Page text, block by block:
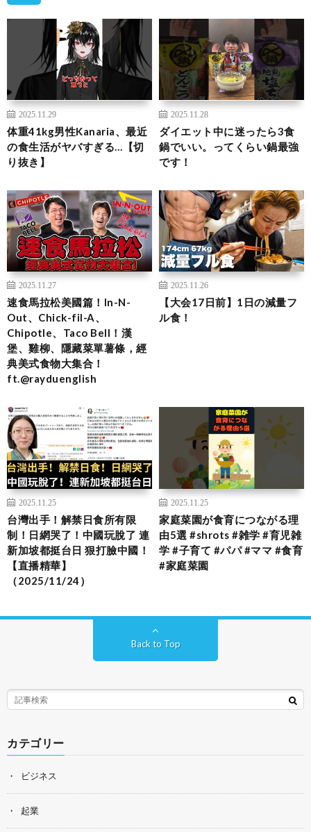
2025.11.29
体重41kg男性Kanaria、最近
の食生活がヤバすぎる…【切
り抜き】
2025.11.28
ダイエット中に迷ったら3食
鍋でいい。ってくらい鍋最強
です！
2025.11.27
速食馬拉松美國篇！In-N-
Out、Chick-fil-A、
Chipotle、Taco Bell！漢
堡、雞柳、隱藏菜單薯條，經
典美式食物大集合！
ft.@rayduenglish
2025.11.26
【大会17日前】1日の減量フ
ル食！
2025.11.25
台灣出手！解禁日食所有限
制！日網哭了！中國玩脫了 連
新加坡都挺台日 狠打臉中國！
【直播精華】
（2025/11/24）
2025.11.25
家庭菜園が食育につながる理
由5選 #shrots #雑学 #育児雑
学 #子育て #パパ #ママ #食育
#家庭菜園
Back to Top
カテゴリー
ビジネス
起業